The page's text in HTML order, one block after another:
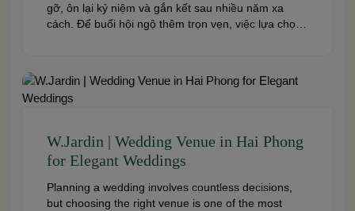
gỡ, ôn lại kỷ niệm và gắn kết sau nhiều năm xa
cách. Để buổi hội ngộ thêm trọn vẹn, việc lựa chọn
W.Jardin | Wedding Venue in Hai Phong
for Elegant Weddings
Planning a wedding involves countless decisions,
but choosing the right venue is one of the most